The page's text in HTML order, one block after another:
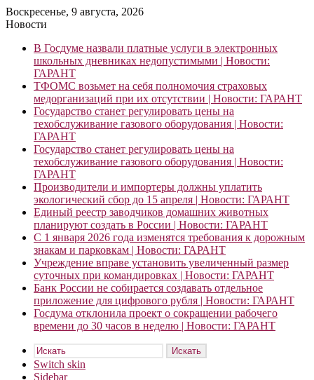
Воскресенье, 9 августа, 2026
Новости
В Госдуме назвали платные услуги в электронных
школьных дневниках недопустимыми | Новости:
ГАРАНТ
ТФОМС возьмет на себя полномочия страховых
медорганизаций при их отсутствии | Новости: ГАРАНТ
Государство станет регулировать цены на
техобслуживание газового оборудования | Новости:
ГАРАНТ
Государство станет регулировать цены на
техобслуживание газового оборудования | Новости:
ГАРАНТ
Производители и импортеры должны уплатить
экологический сбор до 15 апреля | Новости: ГАРАНТ
Единый реестр заводчиков домашних животных
планируют создать в России | Новости: ГАРАНТ
С 1 января 2026 года изменятся требования к дорожным
знакам и парковкам | Новости: ГАРАНТ
Учреждение вправе установить увеличенный размер
суточных при командировках | Новости: ГАРАНТ
Банк России не собирается создавать отдельное
приложение для цифрового рубля | Новости: ГАРАНТ
Госдума отклонила проект о сокращении рабочего
времени до 30 часов в неделю | Новости: ГАРАНТ
Искать
Switch skin
Sidebar